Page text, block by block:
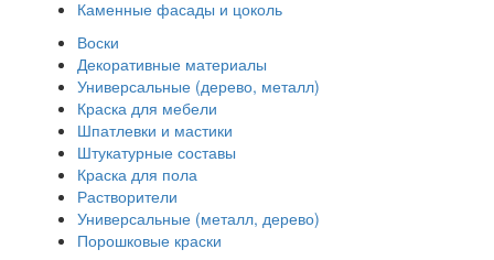
Каменные фасады и цоколь
Воски
Декоративные материалы
Универсальные (дерево, металл)
Краска для мебели
Шпатлевки и мастики
Штукатурные составы
Краска для пола
Растворители
Универсальные (металл, дерево)
Порошковые краски